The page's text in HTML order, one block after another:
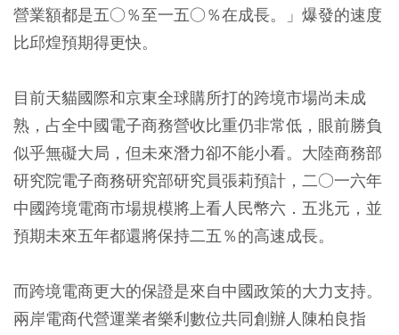
營業額都是五○％至一五○％在成長。」爆發的速度
比邱煌預期得更快。
目前天貓國際和京東全球購所打的跨境市場尚未成
熟，占全中國電子商務營收比重仍非常低，眼前勝負
似乎無礙大局，但未來潛力卻不能小看。大陸商務部
研究院電子商務研究部研究員張莉預計，二○一六年
中國跨境電商市場規模將上看人民幣六．五兆元，並
預期未來五年都還將保持二五％的高速成長。
而跨境電商更大的保證是來自中國政策的大力支持。
兩岸電商代營運業者樂利數位共同創辦人陳柏良指